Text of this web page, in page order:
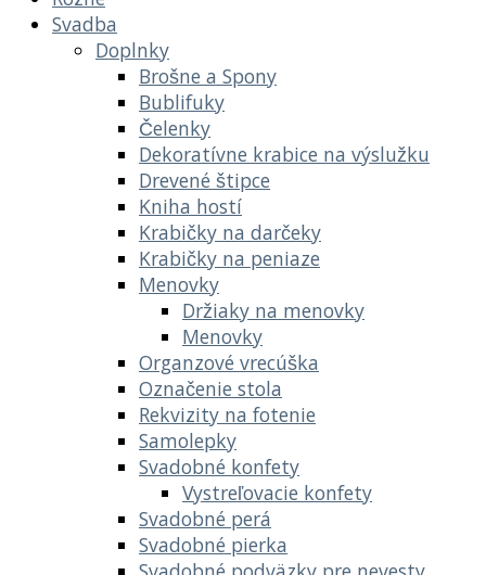
Svadba
Doplnky
Brošne a Spony
Bublifuky
Čelenky
Dekoratívne krabice na výslužku
Drevené štipce
Kniha hostí
Krabičky na darčeky
Krabičky na peniaze
Menovky
Držiaky na menovky
Menovky
Organzové vrecúška
Označenie stola
Rekvizity na fotenie
Samolepky
Svadobné konfety
Vystreľovacie konfety
Svadobné perá
Svadobné pierka